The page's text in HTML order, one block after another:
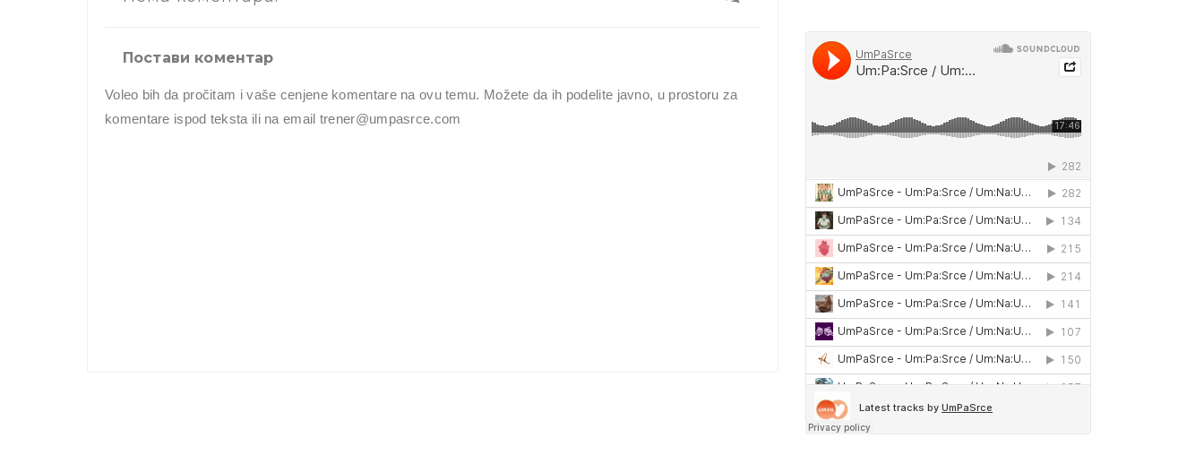
Постави коментар
Voleo bih da pročitam i vaše cenjene komentare na ovu temu. Možete da ih podelite javno, u prostoru za
komentare ispod teksta ili na email trener@umpasrce.com